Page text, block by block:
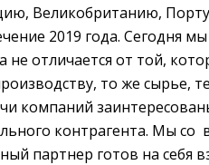
Великобританию,
2019 года. Сегодня
отличается от той,
то же сырье,
компаний
контрагента. Мы
партнер готов на себя